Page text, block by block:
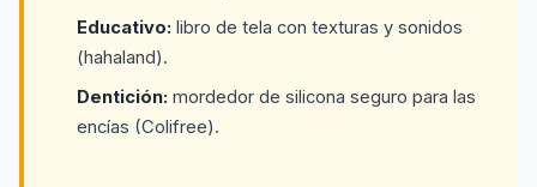
Educativo: libro de tela con texturas y sonidos
(hahaland).
Dentición: mordedor de silicona seguro para las
encías (Colifree).